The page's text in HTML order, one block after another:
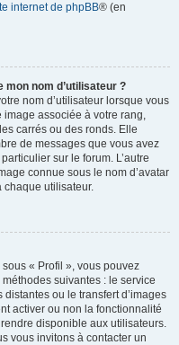
internet de phpBB® (en
nom d’utilisateur ?
nom d’utilisateur lorsque vous
image associée à votre rang,
carrés ou des ronds. Elle
de messages que vous avez
sur le forum. L’autre
connue sous le nom d’avatar
chaque utilisateur.
« Profil », vous pouvez
suivantes : le service
ou le transfert d’images
activer ou non la fonctionnalité
disponible aux utilisateurs.
vous invitons à contacter un